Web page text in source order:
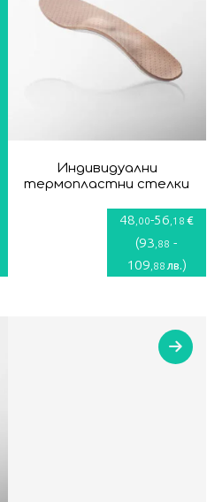
Индивидуални
термопластни стелки
48 ,00-56 ,18 €
(93 ,88 -
109 ,88 лв.)